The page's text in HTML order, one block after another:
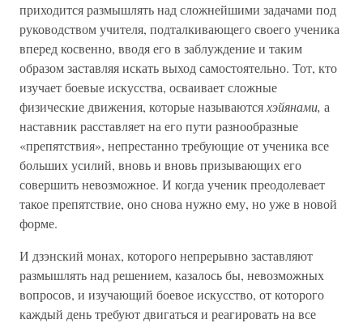
приходится размышлять над сложнейшими задачами под
руководством учителя, подталкивающего своего ученика
вперед косвенно, вводя его в заблуждение и таким
образом заставляя искать выход самостоятельно. Тот, кто
изучает боевые искусства, осваивает сложные
физические движения, которые называютсяхэйянами, а
наставник расставляет на его пути разнообразные
«препятствия», непрестанно требующие от ученика все
больших усилий, вновь и вновь призывающих его
совершить невозможное. И когда ученик преодолевает
такое препятствие, оно снова нужно ему, но уже в новой
форме.
И дзэнский монах, которого непрерывно заставляют
размышлять над решением, казалось бы, невозможных
вопросов, и изучающий боевое искусство, от которого
каждый день требуют двигаться и реагировать на все